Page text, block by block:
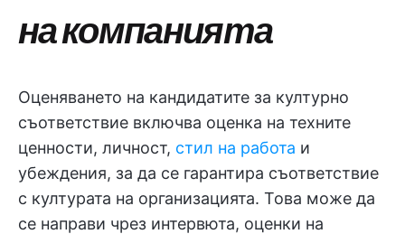
на компанията
Оценяването на кандидатите за културно
съответствие включва оценка на техните
ценности, личност, стил на работа и
убеждения, за да се гарантира съответствие
с културата на организацията. Това може да
се направи чрез интервюта, оценки на